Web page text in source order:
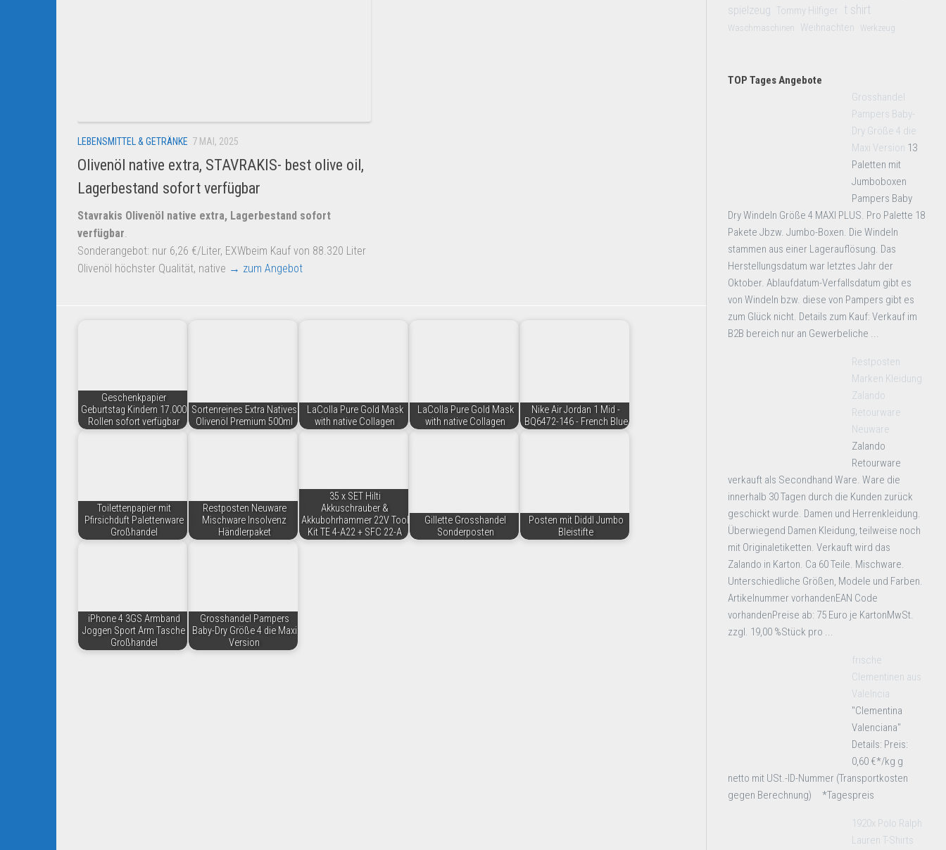
LEBENSMITTEL & GETRÄNKE 7 MAI, 2025
Olivenöl native extra, STAVRAKIS- best olive oil,
Lagerbestand sofort verfügbar
Stavrakis Olivenöl native extra, Lagerbestand sofort
verfügbar
Sonderangebot: nur 6,26 €/Liter, EXWbeim Kauf von 88.320 Liter
Olivenöl höchster Qualität, native → zum Angebot
Geschenkpapier
Geburtstag Kindern 17.000
Rollen sofort verfügbar
Sortenreines Extra Natives
Olivenöl Premium 500ml
LaColla Pure Gold Mask
with native Collagen
LaColla Pure Gold Mask
with native Collagen
Nike Air Jordan 1 Mid -
BQ6472-146 - French Blue
Toilettenpapier mit
Pfirsichduft Palettenware
Großhandel
Restposten Neuware
Mischware Insolvenz
Händlerpaket
35 x SET Hilti
Akkuschrauber &
Akkubohrhammer 22V Tool
Kit TE 4-A22 + SFC 22-A
Gillette Grosshandel
Sonderposten
Posten mit Diddl Jumbo
Bleistifte
iPhone 4 3GS Armband
Joggen Sport Arm Tasche
Großhandel
Grosshandel Pampers
Baby-Dry Größe 4 die Maxi
Version
spielzeug Tommy Hilfiger t shirt
Waschmaschinen Weihnachten Werkzeug
TOP Tages Angebote
Grosshandel
Pampers Baby-
Dry Größe 4 die
Maxi Version 13
Paletten mit
Jumboboxen
Pampers Baby
Dry Windeln Größe 4 MAXI PLUS. Pro Palette 18
Pakete Jbzw. Jumbo-Boxen. Die Windeln
stammen aus einer Lagerauflösung. Das
Herstellungsdatum war letztes Jahr der
Oktober. Ablaufdatum-Verfallsdatum gibt es
von Windeln bzw. diese von Pampers gibt es
zum Glück nicht. Details zum Kauf: Verkauf im
B2B bereich nur an Gewerbeliche ...
Restposten
Marken Kleidung
Zalando
Retourware
Neuware
Zalando
Retourware
verkauft als Secondhand Ware. Ware die
innerhalb 30 Tagen durch die Kunden zurück
geschickt wurde. Damen und Herrenkleidung.
Überwiegend Damen Kleidung, teilweise noch
mit Originaletiketten. Verkauft wird das
Zalando in Karton. Ca 60 Teile. Mischware.
Unterschiedliche Größen, Modele und Farben.
Artikelnummer vorhandenEAN Code
vorhandenPreise ab: 75 Euro je KartonMwSt.
zzgl. 19,00 %Stück pro ...
frische
Clementinen aus
Valelncia
"Clementina
Valenciana"
Details: Preis:
0,60 €*/kg g
netto mit USt.-ID-Nummer (Transportkosten
gegen Berechnung) *Tagespreis
1920x Polo Ralph
Lauren T-Shirts